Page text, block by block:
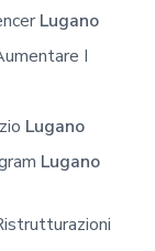
Lugano
I
Lugano
Lugano